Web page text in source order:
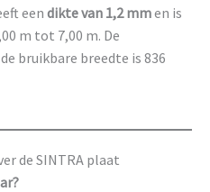
een dikte van 1,2 mmen is
m tot 7,00 m. De
bruikbare breedte is 836
de SINTRA plaat